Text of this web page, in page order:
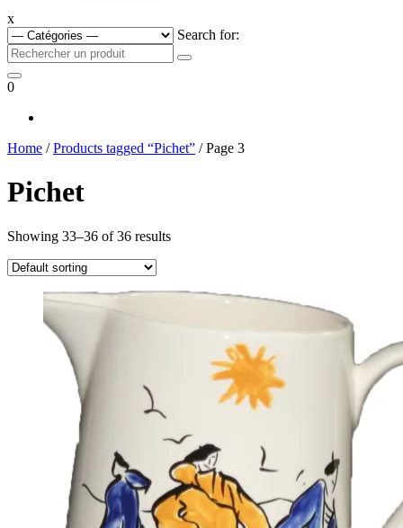
x
Search for:
0
Home /Products tagged “Pichet” / Page 3
Pichet
Showing 33–36 of 36 results